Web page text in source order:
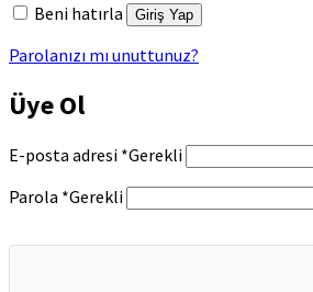
Beni hatırla
Giriş Yap
Parolanızı mı unuttunuz?
Üye Ol
E-posta adresi *Gerekli
Parola *Gerekli